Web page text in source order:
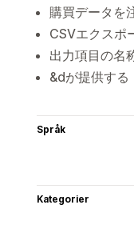
購買データを
CSVエクスポ
出力項目の名
&dが提供す
Språk
Kategorier